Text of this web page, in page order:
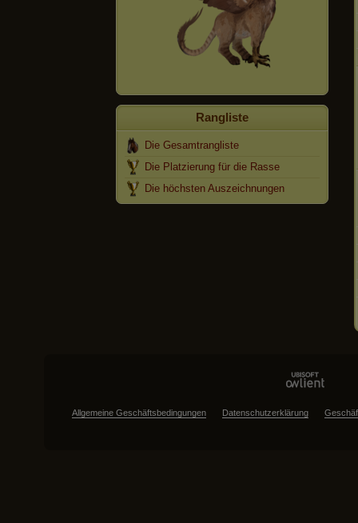
Rangliste
Die Gesamtrangliste
Die Platzierung für die Rasse
Die höchsten Auszeichnungen
Allgemeine Geschäftsbedingungen Datenschutzerklärung